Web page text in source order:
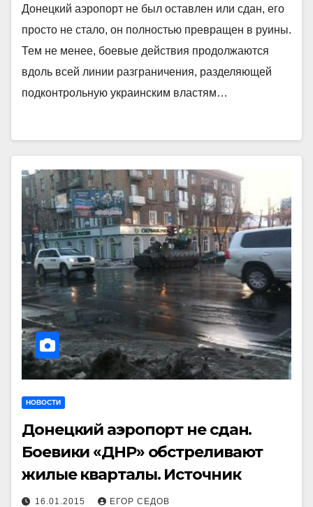
Донецкий аэропорт не был оставлен или сдан, его
просто не стало, он полностью превращен в руины.
Тем не менее, боевые действия продолжаются
вдоль всей линии разграничения, разделяющей
подконтрольную украинским властям…
НОВОСТИ
Донецкий аэропорт не сдан.
Боевики «ДНР» обстреливают
жилые кварталы. Источник
16.01.2015 ЕГОР СЕДОВ